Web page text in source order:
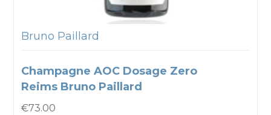
Bruno Paillard
Champagne AOC Dosage Zero
Reims Bruno Paillard
€73.00